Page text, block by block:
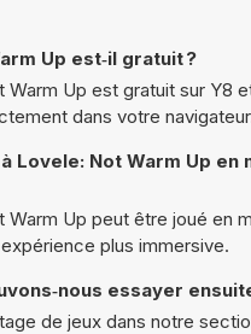
Up est‑il gratuit ?
Warm Up est gratuit sur Y8
dans votre
Lovele: Not Warm Up en
Warm Up peut être joué en
plus immersive.
essayer
de jeux dans notre